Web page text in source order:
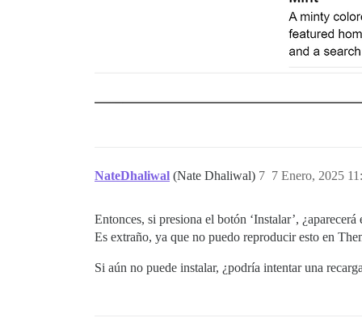
NateDhaliwal (Nate Dhaliwal) 7 Enero, 2025
7
Entonces, si presiona el botón ‘Instalar’,
Es extraño, ya que no puedo reproducir esto en
Si aún no puede instalar, ¿podría intentar una